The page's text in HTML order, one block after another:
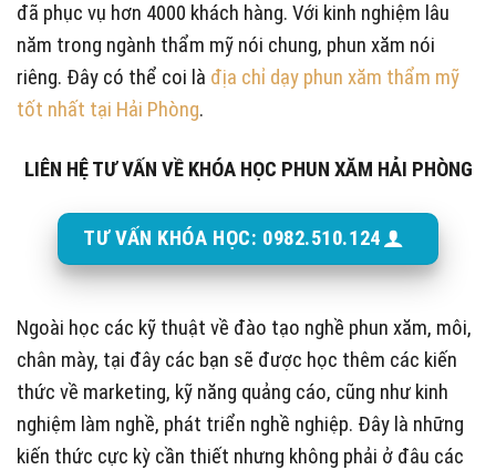
đã phục vụ hơn 4000 khách hàng. Với kinh nghiệm lâu
năm trong ngành thẩm mỹ nói chung, phun xăm nói
riêng. Đây có thể coi là địa chỉ dạy phun xăm thẩm mỹ
tốt nhất tại Hải Phòng.
LIÊN HỆ TƯ VẤN VỀ KHÓA HỌC PHUN XĂM HẢI PHÒNG
TƯ VẤN KHÓA HỌC: 0982.510.124
Ngoài học các kỹ thuật về đào tạo nghề phun xăm, môi,
chân mày, tại đây các bạn sẽ được học thêm các kiến
thức về marketing, kỹ năng quảng cáo, cũng như kinh
nghiệm làm nghề, phát triển nghề nghiệp. Đây là những
kiến thức cực kỳ cần thiết nhưng không phải ở đâu các